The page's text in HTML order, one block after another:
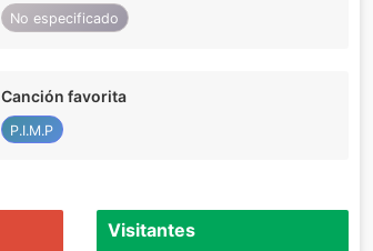
No especificado
Canción favorita
P.I.M.P
Visitantes